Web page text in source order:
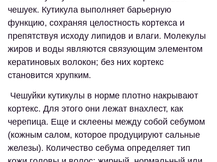
чешуек. Кутикула выполняет барьерную
функцию, сохраняя целостность кортекса и
препятствуя исходу липидов и влаги. Молекулы
жиров и воды являются связующим элементом
кератиновых волокон; без них кортекс
становится хрупким.
Чешуйки кутикулы в норме плотно накрывают
кортекс. Для этого они лежат внахлест, как
черепица. Еще и склеены между собой себумом
(кожным салом, которое продуцируют сальные
железы). Количество себума определяет тип